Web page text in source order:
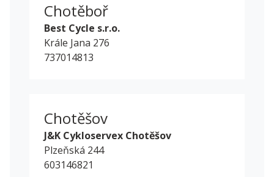
Chotěboř
Best Cycle s.r.o.
Krále Jana 276
737014813
Chotěšov
J&K Cykloservex Chotěšov
Plzeňská 244
603146821